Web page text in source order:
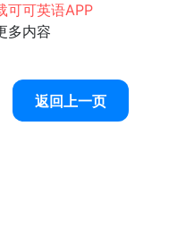
可可英语APP
多内容
返回上一页